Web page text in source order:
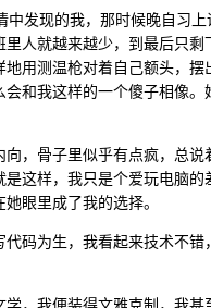
发现的我，那时候晚自习
人就越来越少，到最后只
用测温枪对着自己额头，
和我这样的一个傻子相像
，骨子里似乎有点疯，总
这样，我只是个爱玩电脑
眼里成了我的选择。
码为生，我看起来技术不
，我便装得文雅克制，我